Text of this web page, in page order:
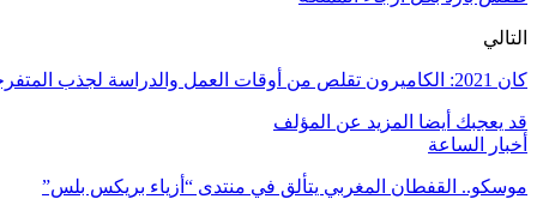
التالي
كان 2021: الكاميرون تقلص من أوقات العمل والدراسة لجذب المتفرجين للملاعب
قد يعجبك أيضا المزيد عن المؤلف
أخبار الساعة
موسكو.. القفطان المغربي يتألق في منتدى “أزياء بريكس بلس”